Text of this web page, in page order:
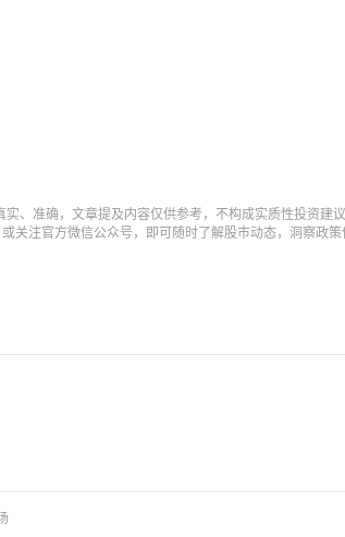
实、准确，文章提及内容仅供参考，不构成实质性投资建
关注官方微信公众号，即可随时了解股市动态，洞察政策